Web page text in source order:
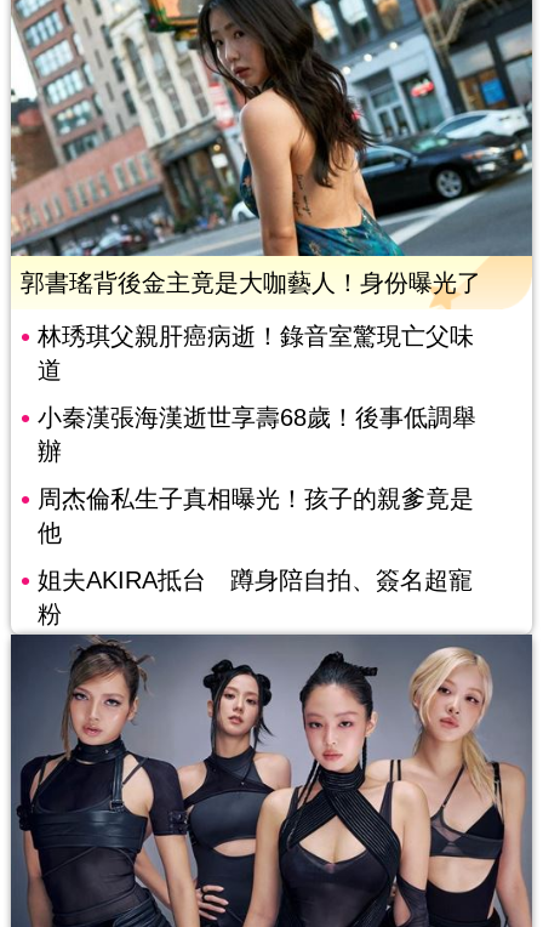
郭書瑤背後金主竟是大咖藝人！身份曝光了
林琇琪父親肝癌病逝！錄音室驚現亡父味
道
小秦漢張海漢逝世享壽68歲！後事低調舉
辦
周杰倫私生子真相曝光！孩子的親爹竟是
他
姐夫AKIRA抵台 蹲身陪自拍、簽名超寵
粉